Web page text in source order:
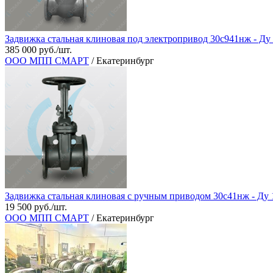
Задвижка стальная клиновая под электропривод 30с941нж - Ду
385 000 руб./шт.
ООО МПП СМАРТ / Екатеринбург
Задвижка стальная клиновая с ручным приводом 30с41нж - Ду
19 500 руб./шт.
ООО МПП СМАРТ / Екатеринбург